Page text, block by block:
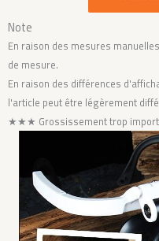
Note
En raison des mesures
de mesure.
En raison des différences
l'article peut être légèrement
★★★ Grossissement trop